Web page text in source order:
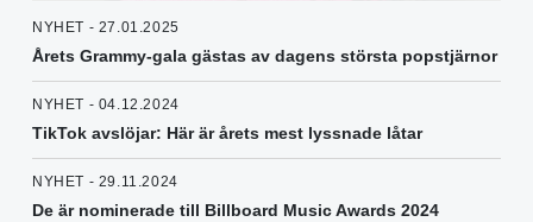
NYHET - 27.01.2025
Årets Grammy-gala gästas av dagens största popstjärnor
NYHET - 04.12.2024
TikTok avslöjar: Här är årets mest lyssnade låtar
NYHET - 29.11.2024
De är nominerade till Billboard Music Awards 2024